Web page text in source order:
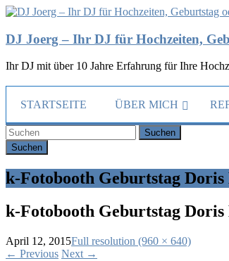
DJ Joerg – Ihr DJ für Hochzeiten,
Ihr DJ mit über 10 Jahre Erfahrung für Ihre
STARTSEITE ÜBER MICH
Suchen
k-Fotobooth Geburtstag Doris
k-Fotobooth Geburtstag Doris
April 12, 2015Full resolution (960 × 640)
← Previous Next →